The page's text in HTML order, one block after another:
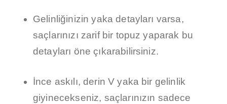
Gelinliğinizin yaka detayları varsa,
saçlarınızı zarif bir topuz yaparak bu
detayları öne çıkarabilirsiniz.
İnce askılı, derin V yaka bir gelinlik
giyinecekseniz, saçlarınızın sadece